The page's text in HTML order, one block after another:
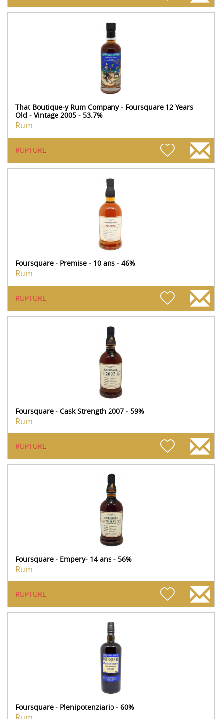
That Boutique-y Rum Company - Foursquare 12 Years
Old - Vintage 2005 - 53.7%
Rum
RUPTURE
Foursquare - Premise - 10 ans - 46%
Rum
RUPTURE
Foursquare - Cask Strength 2007 - 59%
Rum
RUPTURE
Foursquare - Empery- 14 ans - 56%
Rum
RUPTURE
Foursquare - Plenipotenziario - 60%